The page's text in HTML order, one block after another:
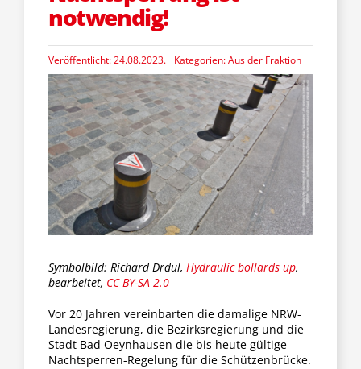
Stadtverband
Ortsvereine
Fraktion
Jusos
Kreistag
Termine
Kontakt
notwendig!
Veröffentlicht: 24.08.2023. Kategorien:Aus der Fraktion
Symbolbild: Richard Drdul, Hydraulic bollards up,
bearbeitet, CC BY-SA 2.0
Vor 20 Jahren vereinbarten die damalige NRW-
Landesregierung, die Bezirksregierung und die
Stadt Bad Oeynhausen die bis heute gültige
Nachtsperren-Regelung für die Schützenbrücke.